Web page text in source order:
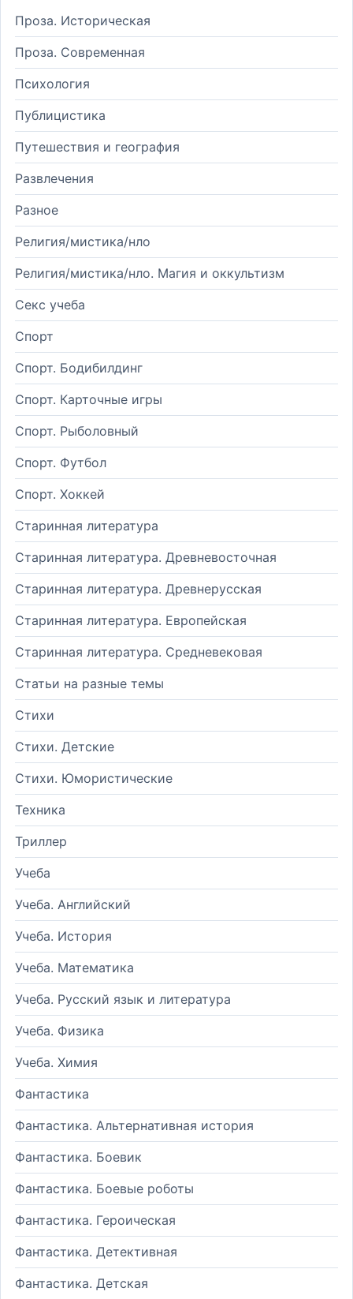
Проза. Историческая
Проза. Современная
Психология
Публицистика
Путешествия и география
Развлечения
Разное
Религия/мистика/нло
Религия/мистика/нло. Магия и оккультизм
Секс учеба
Спорт
Спорт. Бодибилдинг
Спорт. Карточные игры
Спорт. Рыболовный
Спорт. Футбол
Спорт. Хоккей
Старинная литература
Старинная литература. Древневосточная
Старинная литература. Древнерусская
Старинная литература. Европейская
Старинная литература. Средневековая
Статьи на разные темы
Стихи
Стихи. Детские
Стихи. Юмористические
Техника
Триллер
Учеба
Учеба. Английский
Учеба. История
Учеба. Математика
Учеба. Русский язык и литература
Учеба. Физика
Учеба. Химия
Фантастика
Фантастика. Альтернативная история
Фантастика. Боевик
Фантастика. Боевые роботы
Фантастика. Героическая
Фантастика. Детективная
Фантастика. Детская